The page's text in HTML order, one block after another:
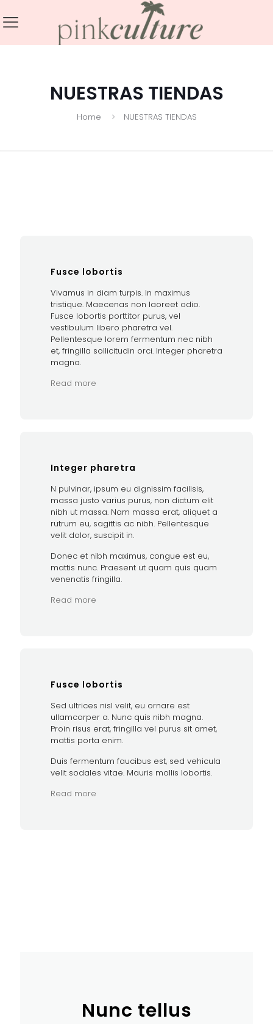
NUESTRAS TIENDAS
Home NUESTRAS TIENDAS
Fusce lobortis
Vivamus in diam turpis. In maximus
tristique. Maecenas non laoreet odio.
Fusce lobortis porttitor purus, vel
vestibulum libero pharetra vel.
Pellentesque lorem fermentum nec nibh
et, fringilla sollicitudin orci. Integer pharetra
magna.
Read more
Integer pharetra
N pulvinar, ipsum eu dignissim facilisis,
massa justo varius purus, non dictum elit
nibh ut massa. Nam massa erat, aliquet a
rutrum eu, sagittis ac nibh. Pellentesque
velit dolor, suscipit in.
Donec et nibh maximus, congue est eu,
mattis nunc. Praesent ut quam quis quam
venenatis fringilla.
Read more
Fusce lobortis
Sed ultrices nisl velit, eu ornare est
ullamcorper a. Nunc quis nibh magna.
Proin risus erat, fringilla vel purus sit amet,
mattis porta enim.
Duis fermentum faucibus est, sed vehicula
velit sodales vitae. Mauris mollis lobortis.
Read more
Nunc tellus